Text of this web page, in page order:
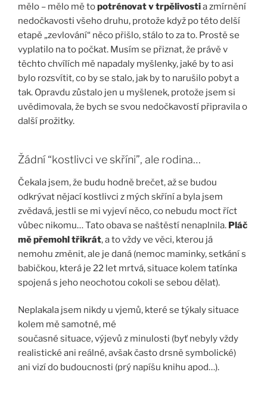
mělo – mělo mě topotrénovat v trpělivostia zmírnění
nedočkavosti všeho druhu, protože když po této delší
etapě „zevlování“ něco přišlo, stálo to za to. Prostě se
vyplatilo na to počkat. Musím se přiznat, že právě v
těchto chvílích mě napadaly myšlenky, jaké by to asi
bylo rozsvítit, co by se stalo, jak by to narušilo pobyt a
tak. Opravdu zůstalo jen u myšlenek, protože jsem si
uvědimovala, že bych se svou nedočkavostí připravila o
další prožitky.
Žádní “kostlivci ve skříni”, ale rodina…
Čekala jsem, že budu hodně brečet, až se budou
odkrývat nějací kostlivci z mých skříní a byla jsem
zvědavá, jestli se mi vyjeví něco, co nebudu moct říct
vůbec nikomu… Tato obava se naštěstí nenaplnila. Pláč
mě přemohl třikrát, a to vždy ve věci, kterou já
nemohu změnit, ale je daná (nemoc maminky, setkání s
babičkou, která je 22 let mrtvá, situace kolem tatínka
spojená s jeho neochotou cokoli se sebou dělat).
Neplakala jsem nikdy u vjemů, které se týkaly situace
kolem mě samotné, mé
současné situace, výjevů z minulosti (byť nebyly vždy
realistické ani reálné, avšak často drsně symbolické)
ani vizí do budoucnosti (prý napíšu knihu apod…).